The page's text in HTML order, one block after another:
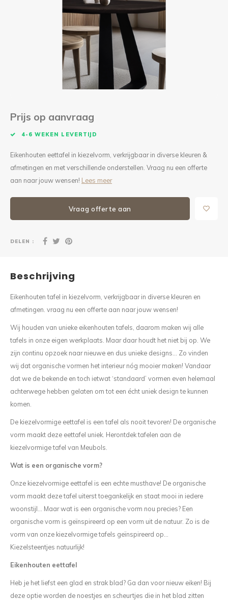
Prijs op aanvraag
4-6 WEKEN LEVERTIJD
Eikenhouten eettafel in kiezelvorm, verkrijgbaar in diverse kleuren &
afmetingen en met verschillende onderstellen. Vraag nu een offerte
aan naar jouw wensen! Lees meer
Vraag offerte aan
DELEN :
Beschrijving
Eikenhouten tafel in kiezelvorm, verkrijgbaar in diverse kleuren en
afmetingen. vraag nu een offerte aan naar jouw wensen!
Wij houden van unieke eikenhouten tafels, daarom maken wij alle
tafels in onze eigen werkplaats. Maar daar houdt het niet bij op. We
zijn continu opzoek naar nieuwe en dus unieke designs… Zo vinden
wij dat organische vormen het interieur nóg mooier maken! Vandaar
dat we de bekende en toch ietwat ‘standaard’ vormen even helemaal
achterwege hebben gelaten om tot een écht uniek design te kunnen
komen.
De kiezelvormige eettafel is een tafel als nooit tevoren! De organische
vorm maakt deze eettafel uniek. Herontdek tafelen aan de
kiezelvormige tafel van Meubols.
Wat is een organische vorm?
Onze kiezelvormige eettafel is een echte musthave! De organische
vorm maakt deze tafel uiterst toegankelijk en staat mooi in iedere
woonstijl… Maar wat is een organische vorm nou precies? Een
organische vorm is geïnspireerd op een vorm uit de natuur. Zo is de
vorm van onze kiezelvormige tafels geïnspireerd op...
Kiezelsteentjes natuurlijk!
Eikenhouten eettafel
Heb je het liefst een glad en strak blad? Ga dan voor nieuw eiken! Bij
deze optie worden de noestjes en scheurtjes die in het blad zitten